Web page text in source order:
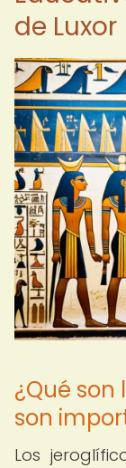
de Luxor
¿Qué son
son
Los